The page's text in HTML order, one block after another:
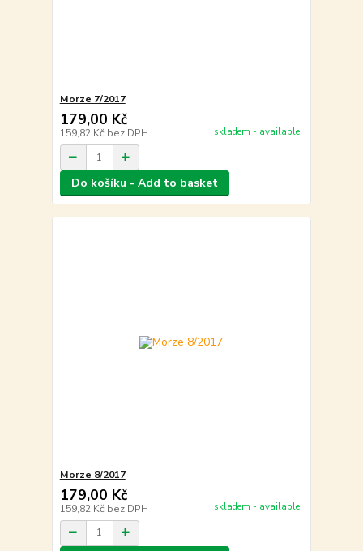
Morze 7/2017
179,00 Kč
159,82 Kč bez DPH skladem - available
Do košíku - Add to basket
Morze 8/2017
179,00 Kč
159,82 Kč bez DPH skladem - available